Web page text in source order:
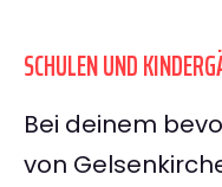
SCHULEN UND
Bei deinem
von